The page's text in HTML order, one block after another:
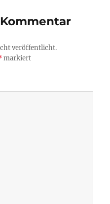
veröffentlicht.
markiert